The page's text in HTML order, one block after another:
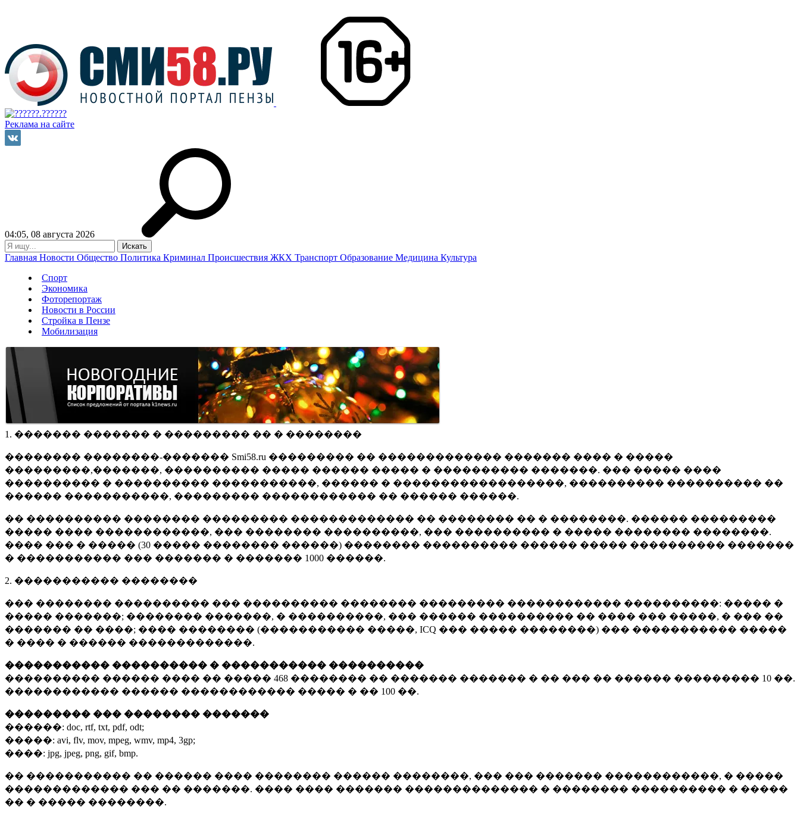
Реклама на сайте
04:05, 08 августа 2026
Главная Новости Общество Политика Криминал Происшествия ЖКХ Транспорт Образование Медицина Культура
Спорт
Экономика
Фоторепортаж
Новости в России
Стройка в Пензе
Мобилизация
1. ������� ������� � ��������� �� � ��������
�������� ��������-������� Smi58.ru ��������� �� ������������� ������� ���� � �����
���������,�������, ���������� ����� ������ ����� � ���������� �������. ��� ����� ����
���������� � ���������� �����������, ������ � ������������������, ���������� ���������� ��
������ �����������, ��������� ������������ �� ������ ������.
�� ���������� �������� ��������� ������������� �� �������� �� � ��������. ������ ���������
����� ���� ������������, ��� �������� ����������, ��� ���������� � ����� �������� ��������.
���� ��� � ����� (30 ����� �������� ������) �������� ���������� ������ ����� ���������� �������
� ����������� ��� ������� � ������� 1000 ������.
2. ����������� ��������
��� �������� ���������� ��� ���������� �������� ��������� ������������ ����������: ����� �
����� �������; �������� �������, � ����������, ��� ������ ���������� �� ���� ��� �����, � ��� ��
������� �� ����; ���� �������� (����������� �����, ICQ ��� ����� ��������) ��� ����������� �����
� ���� � ������ �������������.
����������� ���������� � ����������� ����������
���������� ������ ���� �� ����� 468 �������� �� ������� ������� � �� ��� �� ������ ��������� 10 ��.
������������ ������ ������������ ����� � �� 100 ��.
��������� ��� �������� �������
������: doc, rtf, txt, pdf, odt;
�����: avi, flv, mov, mpeg, wmv, mp4, 3gp;
����: jpg, jpeg, png, gif, bmp.
�� ����������� �� ������ ���� �������� ������ ��������, ��� ��� ������� ������������, � �����
������������� ��� �� �������. ���� ���� ������� �������������� � �������� ���������� � �����
�� � ����� ��������.